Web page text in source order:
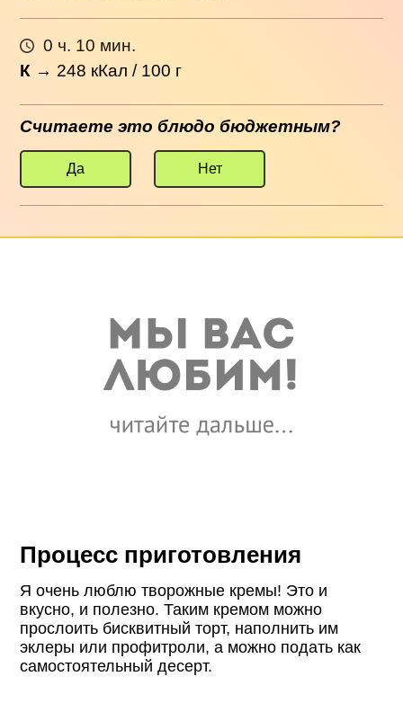
0 ч. 10 мин.
К → 248 кКал / 100 г
Считаете это блюдо бюджетным?
Да Нет
Процесс приготовления
Я очень люблю творожные кремы! Это и
вкусно, и полезно. Таким кремом можно
прослоить бисквитный торт, наполнить им
эклеры или профитроли, а можно подать как
самостоятельный десерт.